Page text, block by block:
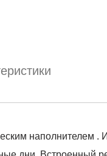
наполнителем